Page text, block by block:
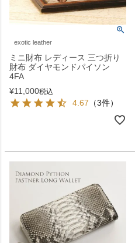
exotic leather
ミニ財布 レディース 三つ折り
財布 ダイヤモンドパイソン
4FA
¥11,000税込
4.67 （3件）